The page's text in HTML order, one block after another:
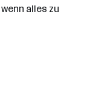
alles zu